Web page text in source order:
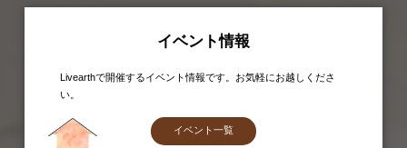
イベント情報
Livearthで開催するイベント情報です。お気軽にお越しくださ
い。
イベント一覧